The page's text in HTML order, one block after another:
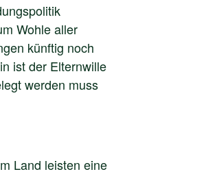
Wohle aller
künftig noch
ist der Elternwille
werden muss
Land leisten eine